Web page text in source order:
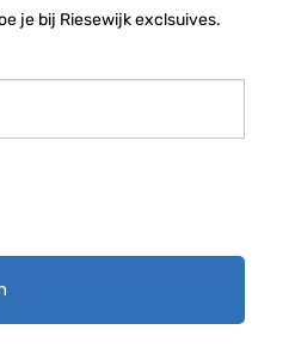
je bij Riesewijk exclsuives.